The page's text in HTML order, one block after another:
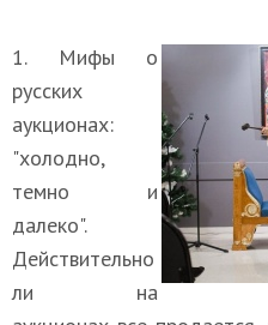
1. Мифы о
русских
аукционах:
"холодно,
темно и
далеко".
Действительно
ли на